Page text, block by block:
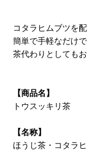
コタラヒムブツを
簡単で手軽なだけ
茶代わりとしても
【商品名】
トウスッキリ茶
【名称】
ほうじ茶・コタラ